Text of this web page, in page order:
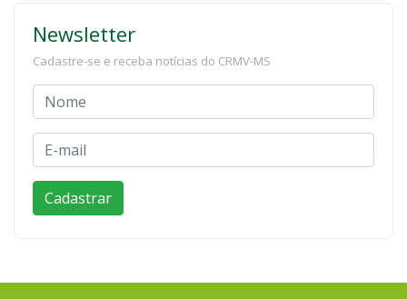
Newsletter
Cadastre-se e receba notícias do CRMV-MS